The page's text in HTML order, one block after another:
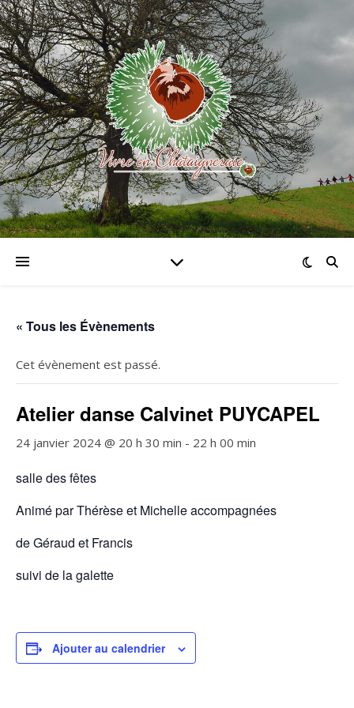
« Tous les Évènements
Cet évènement est passé.
Atelier danse Calvinet PUYCAPEL
24 janvier 2024 @ 20 h 30 min - 22 h 00 min
salle des fêtes
Animé par Thérèse et Michelle accompagnées
de Géraud et Francis
suivi de la galette
Ajouter au calendrier